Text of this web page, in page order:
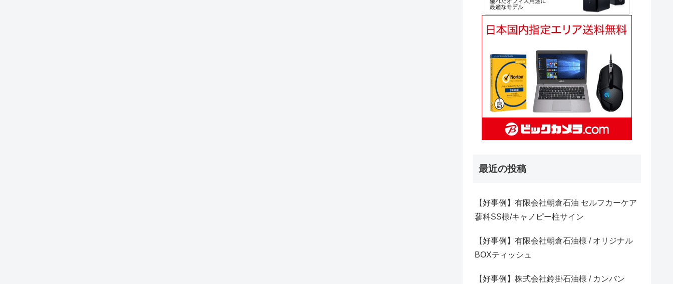
最近の投稿
【好事例】有限会社朝倉石油 セルフカーケア
蓼科SS様/キャノピー柱サイン
【好事例】有限会社朝倉石油様 / オリジナル
BOXティッシュ
【好事例】株式会社鈴掛石油様 / カンバン